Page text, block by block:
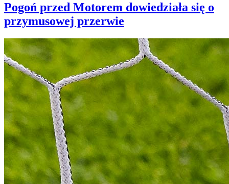
Pogoń przed Motorem dowiedziała się o
przymusowej przerwie